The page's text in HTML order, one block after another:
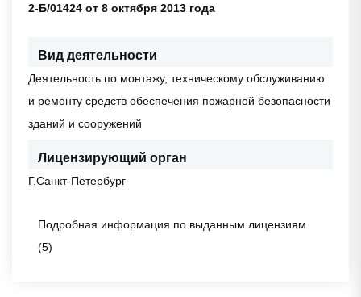
2-Б/01424 от 8 октября 2013 года
Вид деятельности
Деятельность по монтажу, техническому обслуживанию
и ремонту средств обеспечения пожарной безопасности
зданий и сооружений
Лицензирующий орган
Г.Санкт-Петербург
Подробная информация по выданным лицензиям
(5)